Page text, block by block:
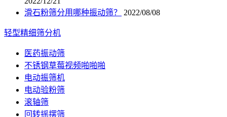
滑石粉筛分用哪种振动筛？
2022/08/08
轻型精细筛分机
医药振动筛
不锈钢草莓视频啪啪啪
电动振筛机
电动验粉筛
滚轴筛
回转摇摆筛